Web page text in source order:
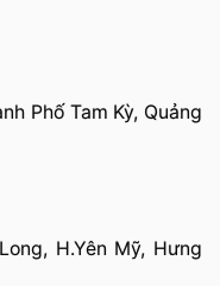
Phố Tam Kỳ, Quảng
H.Yên Mỹ, Hưng